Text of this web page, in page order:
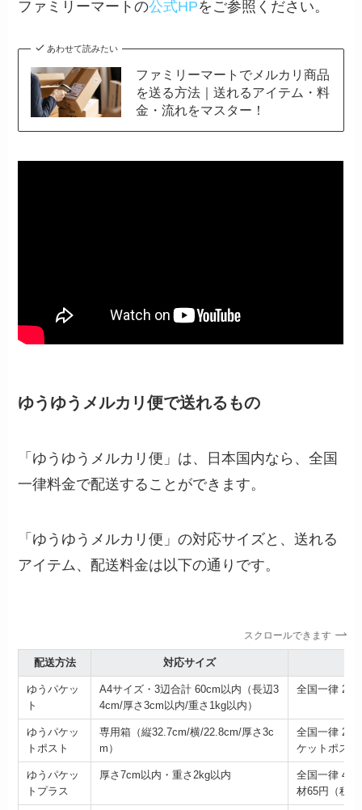
ファミリーマートの公式HPをご参照ください。
あわせて読みたい
ファミリーマートでメルカリ商品
を送る方法｜送れるアイテム・料
金・流れをマスター！
ゆうゆうメルカリ便で送れるもの
「ゆうゆうメルカリ便」は、日本国内なら、全国
一律料金で配送することができます。
「ゆうゆうメルカリ便」の対応サイズと、送れる
アイテム、配送料金は以下の通りです。
スクロールできます
配送方法 対応サイズ
ゆうパケッ
ト
A4サイズ・3辺合計 60cm以内（長辺3
4cm/厚さ3cm以内/重さ1kg以内）
全国一律 230
ゆうパケッ
トポスト
専用箱（縦32.7cm/横/22.8cm/厚さ3c
m）
全国一律
ケットポス
ゆうパケッ
トプラス
厚さ7cm以内・重さ2kg以内
全国一律
材65円（税